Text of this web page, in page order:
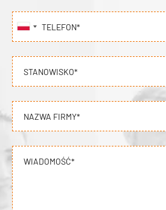
TELEFON*
STANOWISKO*
NAZWA FIRMY*
WIADOMOŚĆ*